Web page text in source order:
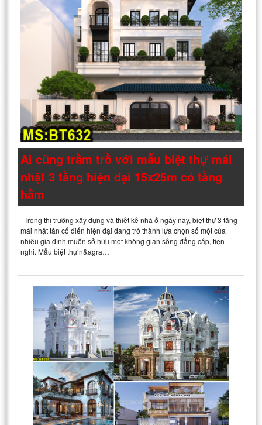
Ai cũng trầm trồ với mẫu biệt thự mái
nhật 3 tầng hiện đại 15x25m có tầng
hầm
Trong thị trường xây dựng và thiết kế nhà ở ngày nay, biệt thự 3 tầng
mái nhật tân cổ điển hiện đại đang trở thành lựa chọn số một của
nhiều gia đình muốn sở hữu một không gian sống đẳng cấp, tiện
nghi. Mẫu biệt thự n&agra…